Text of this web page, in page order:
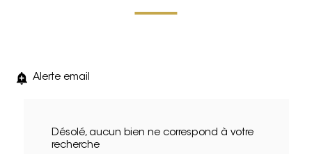
Alerte email
Désolé, aucun bien ne correspond à votre
recherche